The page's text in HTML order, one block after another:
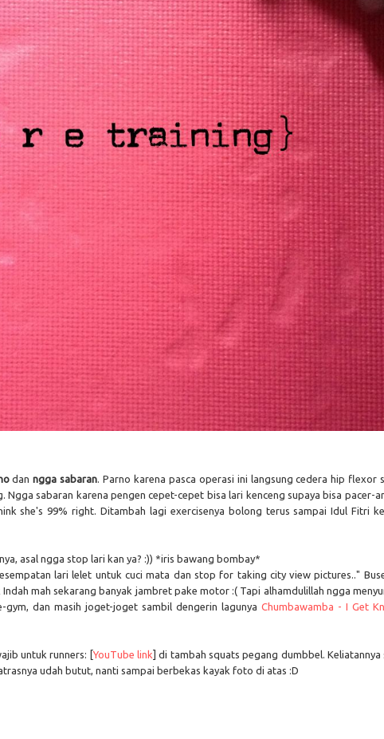
danngga sabaran. Parno karena pasca operasi ini langsung cedera hip flexor
sabaran karena pengen cepet-cepet bisa lari kenceng supaya bisa pacer-
she's 99% right. Ditambah lagi exercisenya bolong terus sampai Idul Fitri
asal ngga stop lari kan ya? :)) *iris bawang bombay*
lari lelet untuk cuci mata dan stop for taking city view pictures.."
mah sekarang banyak jambret pake motor :( Tapi alhamdulillah ngga
gym, dan masih joget-joget sambil dengerin lagunyaChumbawamba - I Get
untuk runners: [YouTube link] di tambah squats pegang dumbbel. Keliatannya
udah butut, nanti sampai berbekas kayak foto di atas :D